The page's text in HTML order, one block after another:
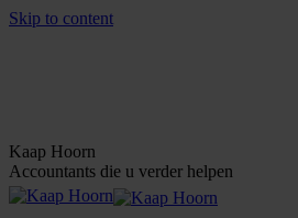
Skip to content
Kaap Hoorn
Accountants die u verder helpen